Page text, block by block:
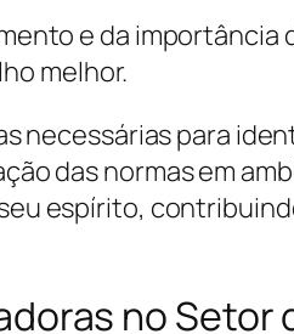
e da importância
melhor.
necessárias para
das normas em
espírito,
no Setor